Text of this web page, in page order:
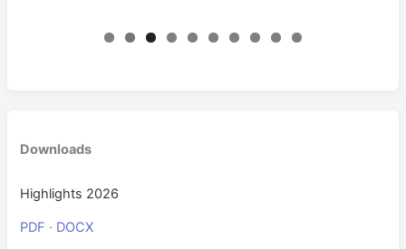
Downloads
Highlights 2026
PDF · DOCX